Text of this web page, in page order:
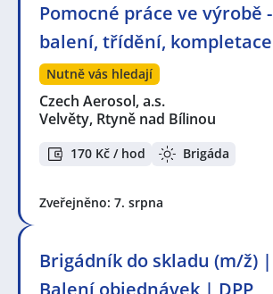
Pomocné práce ve výrobě -
balení, třídění, kompletace
Nutně vás hledají
Czech Aerosol, a.s.
Velvěty, Rtyně nad Bílinou
170 Kč / hod Brigáda
Zveřejněno: 7. srpna
Brigádník do skladu (m/ž) |
Balení objednávek | DPP